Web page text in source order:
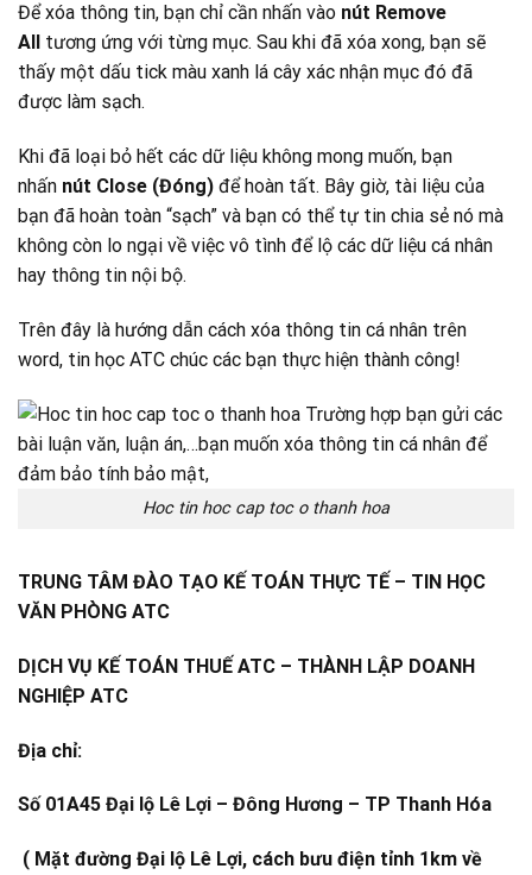
Để xóa thông tin, bạn chỉ cần nhấn vào nút Remove
All tương ứng với từng mục. Sau khi đã xóa xong, bạn sẽ
thấy một dấu tick màu xanh lá cây xác nhận mục đó đã
được làm sạch.
Khi đã loại bỏ hết các dữ liệu không mong muốn, bạn
nhấn nút Close (Đóng) để hoàn tất. Bây giờ, tài liệu của
bạn đã hoàn toàn “sạch” và bạn có thể tự tin chia sẻ nó mà
không còn lo ngại về việc vô tình để lộ các dữ liệu cá nhân
hay thông tin nội bộ.
Trên đây là hướng dẫn cách xóa thông tin cá nhân trên
word, tin học ATC chúc các bạn thực hiện thành công!
Hoc tin hoc cap toc o thanh hoa
TRUNG TÂM ĐÀO TẠO KẾ TOÁN THỰC TẾ – TIN HỌC
VĂN PHÒNG ATC
DỊCH VỤ KẾ TOÁN THUẾ ATC – THÀNH LẬP DOANH
NGHIỆP ATC
Địa chỉ:
Số 01A45 Đại lộ Lê Lợi – Đông Hương – TP Thanh Hóa
( Mặt đường Đại lộ Lê Lợi, cách bưu điện tỉnh 1km về